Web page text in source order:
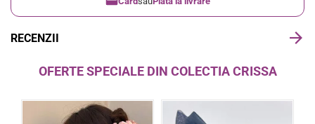
RECENZII
OFERTE SPECIALE DIN COLECTIA CRISSA